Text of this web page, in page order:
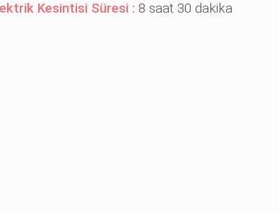
Kesintisi Süresi : 8 saat 30 dakika